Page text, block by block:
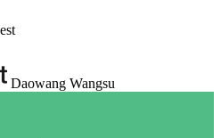
Daowang Wangsu